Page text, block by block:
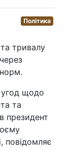
Політика
тривалу
угод щодо
та
президент
повідомляє